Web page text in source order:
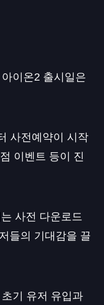
이온2 출시일은
사전예약이 시작
이벤트 등이 진
사전 다운로드
들의 기대감을 끌
기 유저 유입과